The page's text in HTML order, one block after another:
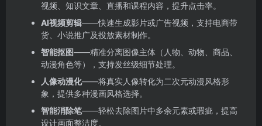
视频、知识文章、直播和课程内容，提升点击率。
AI视频剪辑——快速生成影片或广告视频，支持电商带
货、小说推广及投放素材制作。
智能抠图——精准分离图像主体（人物、动物、商品、
动漫角色等），支持发丝级细节处理。
人像动漫化——将真实人像转化为二次元动漫风格形
象，提供多种漫画风格选择。
智能消除笔——轻松去除图片中多余元素或瑕疵，提高
设计画面整洁度。